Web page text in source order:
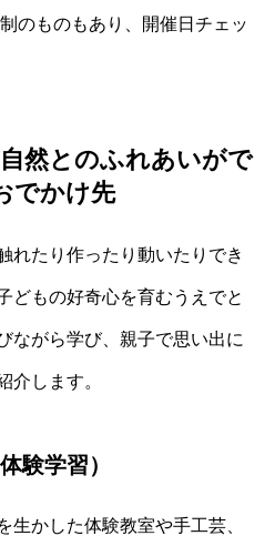
のものもあり、開催日チェッ
然とのふれあいがで
でかけ先
れたり作ったり動いたりでき
どもの好奇心を育むうえでと
ながら学び、親子で思い出に
介します。
験学習）
生かした体験教室や手工芸、